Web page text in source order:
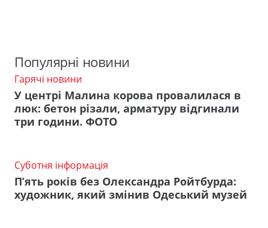
Популярні новини
Гарячі новини
У центрі Малина корова провалилася в
люк: бетон різали, арматуру відгинали
три години. ФОТО
Суботня інформація
П’ять років без Олександра Ройтбурда:
художник, який змінив Одеський музей